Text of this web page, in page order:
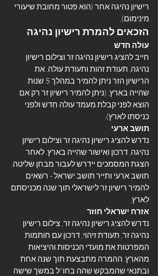
רישיון נהיגה אחר (הוא פטור מחובת שיעורי
מינימום).
הזכאים להמרת רישיון נהיגה
עולה חדש
חייב להציג רישיון נהיגה זר וצילום רישיון
נהיגה, תעודת זהות ותעודת עולה. את
הרישיון הזר ניתן להמיר במהלך 5 שנות
שהייה בארץ, (ניתן להמיר רישיון זר רק אם
הוצא לפני קבלת מעמד עולה חדש ולפני
כניסתו לארץ).
תושב ארעי
נדרש להציג רישיון נהיגה זר וצילום רישיון
נהיגה, דרכון ואישור שהייה בארץ. לאחר
הצגת המסמכים יידרש לעבור מבחן שליטה.
תושב ארעי ותייר תושב ישראל - רשאים
להמיר רישיון זר לישראלי תוך שנה מכניסתם
לארץ.
אזרח ישראלי חוזר
נדרש להציג רישיון נהיגה זר, צילום רישיון
נהיגה זר, תעודת זיהוי, דרכון עם חותמות
המפרטות את מועדי הכניסות והיציאות
מהארץ. ההמרה מתבצעת תוך שנה אחת
ובתנאי שהמבקש שהה בחו"ל במשך שישה